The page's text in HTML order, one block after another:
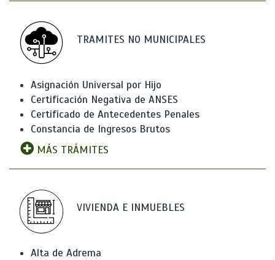
TRAMITES NO MUNICIPALES
Asignación Universal por Hijo
Certificación Negativa de ANSES
Certificado de Antecedentes Penales
Constancia de Ingresos Brutos
MÁS TRÁMITES
VIVIENDA E INMUEBLES
Alta de Adrema